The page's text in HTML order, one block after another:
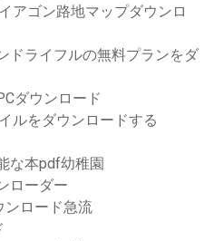
アゴン路地マップダウンロ
ドライフルの無料プランをダ
ダウンロード
ルをダウンロードする
な本pdf幼稚園
ローダー
ンロード急流